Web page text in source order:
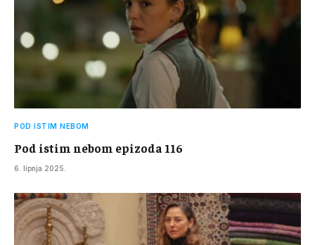
POD ISTIM NEBOM
Pod istim nebom epizoda 116
6. lipnja 2025.